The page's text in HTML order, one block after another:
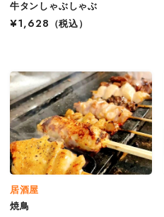
牛タンしゃぶしゃぶ
¥1,628
（税込）
居酒屋
焼鳥